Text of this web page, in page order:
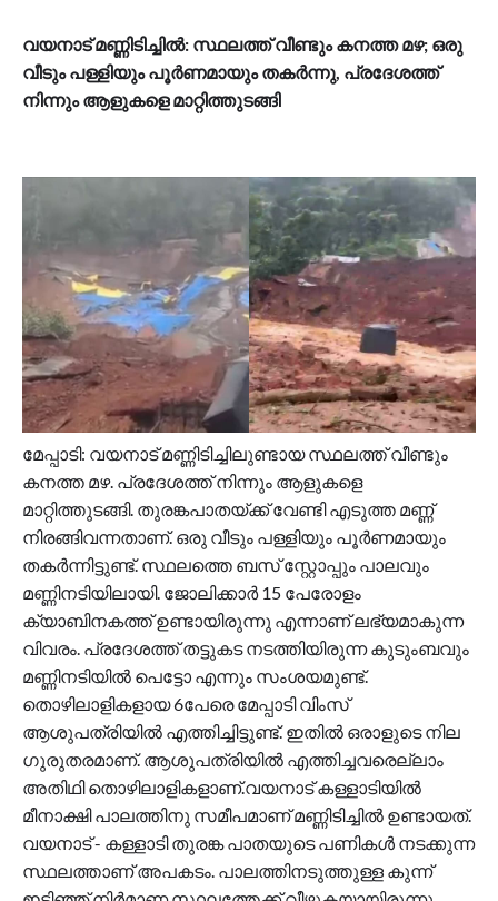
വയനാട് മണ്ണിടിച്ചിൽ: സ്ഥലത്ത് വീണ്ടും കനത്ത മഴ; ഒരു
വീടും പള്ളിയും പൂർണമായും തകർന്നു, പ്രദേശത്ത്
നിന്നും ആളുകളെ മാറ്റിത്തുടങ്ങി
മേപ്പാടി: വയനാട് മണ്ണിടിച്ചിലുണ്ടായ സ്ഥലത്ത് വീണ്ടും
കനത്ത മഴ. പ്രദേശത്ത് നിന്നും ആളുകളെ
മാറ്റിത്തുടങ്ങി. തുരങ്കപാതയ്ക്ക് വേണ്ടി എടുത്ത മണ്ണ്
നിരങ്ങിവന്നതാണ്. ഒരു വീടും പള്ളിയും പൂർണമായും
തകർന്നിട്ടുണ്ട്. സ്ഥലത്തെ ബസ് സ്റ്റോപ്പും പാലവും
മണ്ണിനടിയിലായി. ജോലിക്കാർ 15 പേരോളം
ക്യാബിനകത്ത് ഉണ്ടായിരുന്നു എന്നാണ് ലഭ്യമാകുന്ന
വിവരം. പ്രദേശത്ത് തട്ടുകട നടത്തിയിരുന്ന കുടുംബവും
മണ്ണിനടിയിൽ പെട്ടോ എന്നും സംശയമുണ്ട്.
തൊഴിലാളികളായ 6പേരെ മേപ്പാടി വിംസ്
ആശുപത്രിയിൽ എത്തിച്ചിട്ടുണ്ട്. ഇതിൽ ഒരാളുടെ നില
ഗുരുതരമാണ്. ആശുപത്രിയിൽ എത്തിച്ചവരെല്ലാം
അതിഥി തൊഴിലാളികളാണ്.വയനാട് കള്ളാടിയിൽ
മീനാക്ഷി പാലത്തിനു സമീപമാണ് മണ്ണിടിച്ചിൽ ഉണ്ടായത്.
വയനാട് - കള്ളാടി തുരങ്ക പാതയുടെ പണികൾ നടക്കുന്ന
സ്ഥലത്താണ് അപകടം. പാലത്തിനടുത്തുള്ള കുന്ന്